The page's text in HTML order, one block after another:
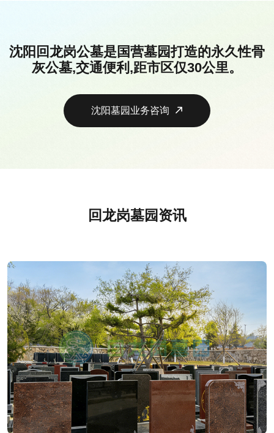
沈阳回龙岗公墓是国营墓园打造的永久性骨
灰公墓,交通便利,距市区仅30公里。
沈阳墓园业务咨询
回龙岗墓园资讯